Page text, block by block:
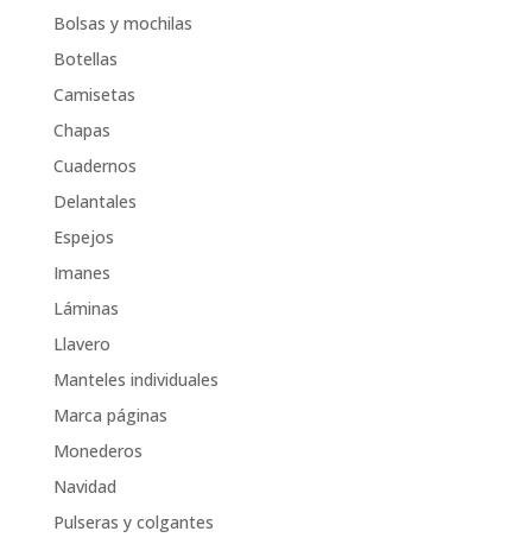
Bolsas y mochilas
Botellas
Camisetas
Chapas
Cuadernos
Delantales
Espejos
Imanes
Láminas
Llavero
Manteles individuales
Marca páginas
Monederos
Navidad
Pulseras y colgantes